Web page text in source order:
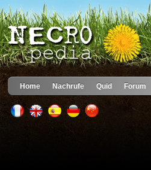
Home Nachrufe Quid Forum